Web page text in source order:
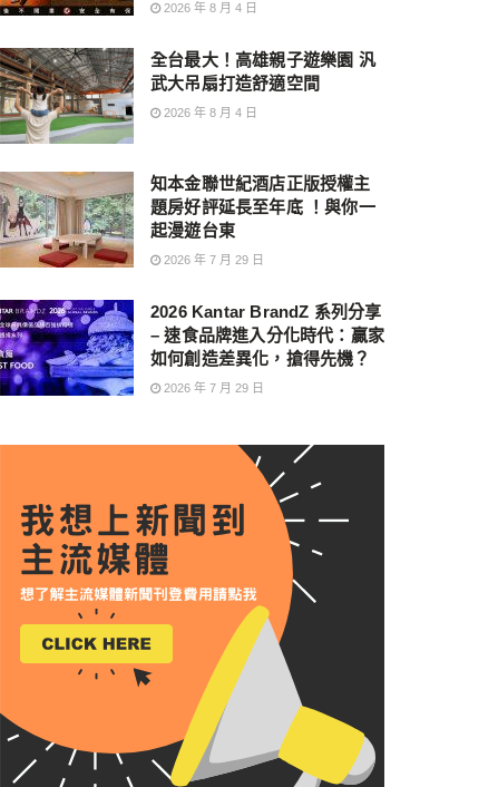
2026 年 8 月 4 日
全台最大！高雄親子遊樂園 汎
武大吊扇打造舒適空間
2026 年 8 月 4 日
知本金聯世紀酒店正版授權主
題房好評延長至年底 ！與你一
起漫遊台東
2026 年 7 月 29 日
2026 Kantar BrandZ 系列分享
– 速食品牌進入分化時代：贏家
如何創造差異化，搶得先機？
2026 年 7 月 29 日